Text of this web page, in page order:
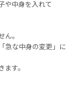
や中身を入れて
ん。
急な中身の変更」に
す。